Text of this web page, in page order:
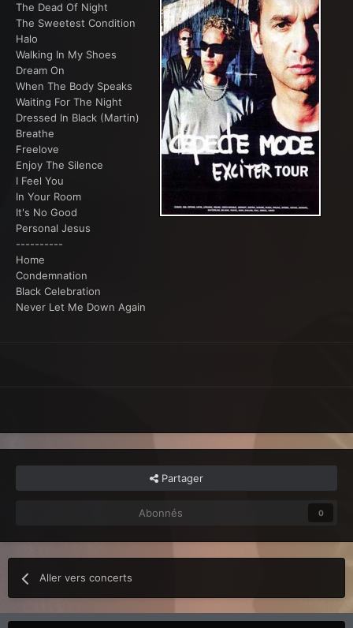
The Dead Of Night
The Sweetest Condition
Halo
Walking In My Shoes
Dream On
When The Body Speaks
Waiting For The Night
Dressed In Black (Martin)
Breathe
Freelove
Enjoy The Silence
I Feel You
In Your Room
It's No Good
Personal Jesus
----------
Home
Condemnation
Black Celebration
Never Let Me Down Again
Partager
Abonnés 0
Aller vers concerts